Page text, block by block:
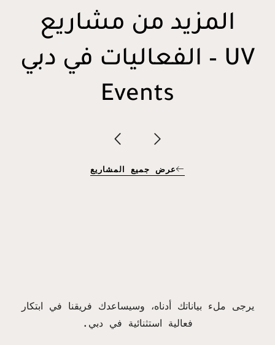
المزيد من مشاريع
الفعاليات في دبي – UV
Events
عرض جميع المشاريع
يرجى ملء بياناتك أدناه، وسيساعدك فريقنا في ابتكار
فعالية استثنائية في دبي.